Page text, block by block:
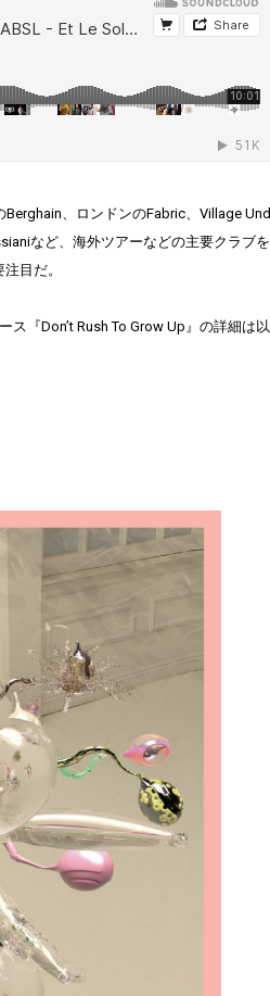
、ロンドンのFabric、Village Und
など、海外ツアーなどの主要クラブを
目だ。
『Don’t Rush To Grow Up』の詳細は以